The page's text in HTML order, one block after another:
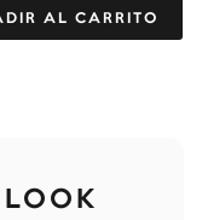
AL CARRITO